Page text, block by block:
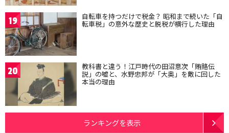
19 自転車を持つだけで税金？ 昭和まで続いた「自
転車税」の意外な歴史と脱税が横行した理由
20 教科書と違う！江戸時代の田沼意次「賄賂伝
説」の嘘と、水野忠邦が「大奥」を敵に回した
本当の理由
ランキングを表示